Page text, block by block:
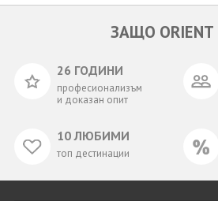
ЗАЩО ORIENT
26 ГОДИНИ
професионализъм
и доказан опит
10 ЛЮБИМИ
топ дестинации